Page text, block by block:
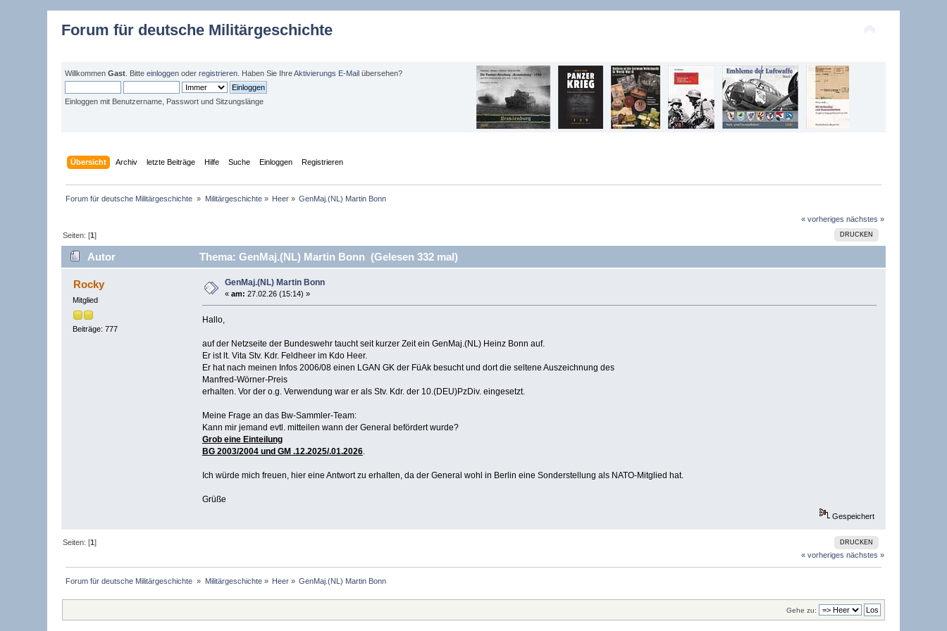
Forum für deutsche Militärgeschichte
WillkommenGast . Bitteeinloggen oderregistrieren . Haben Sie IhreAktivierungs E-Mail übersehen?
Einloggen mit Benutzername, Passwort und Sitzungslänge
Übersicht Archiv letzte Beiträge Hilfe Suche Einloggen Registrieren
Forum für deutsche Militärgeschichte » Militärgeschichte» Heer » GenMaj.(NL) Martin Bonn
« vorheriges nächstes »
DRUCKEN
Seiten: [1]
Autor Thema: GenMaj.(NL) Martin Bonn (Gelesen 332 mal)
Rocky
Mitglied
Beiträge: 777
GenMaj.(NL) Martin Bonn
«am: 27.02.26 (15:14) »
Hallo,
auf der Netzseite der Bundeswehr taucht seit kurzer Zeit ein GenMaj.(NL) Heinz Bonn auf.
Er ist lt. Vita Stv. Kdr. Feldheer im Kdo Heer.
Er hat nach meinen Infos 2006/08 einen LGAN GK der FüAk besucht und dort die seltene Auszeichnung des
Manfred-Wörner-Preis
erhalten. Vor der o.g. Verwendung war er als Stv. Kdr. der 10.(DEU)PzDiv. eingesetzt.
Meine Frage an das Bw-Sammler-Team:
Kann mir jemand evtl. mitteilen wann der General befördert wurde?
Grob eine Einteilung
BG 2003/2004 und GM .12.2025/.01.2026.
Ich würde mich freuen, hier eine Antwort zu erhalten, da der General wohl in Berlin eine Sonderstellung als NATO-Mitglied hat.
Grüße
Gespeichert
DRUCKEN
Seiten: [1]
« vorheriges nächstes »
Forum für deutsche Militärgeschichte » Militärgeschichte» Heer » GenMaj.(NL) Martin Bonn
Gehe zu: